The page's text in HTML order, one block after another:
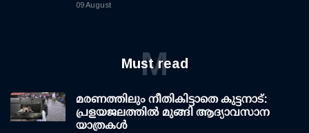
09 August
Must read
M
മരണത്തിലും നീതികിട്ടാതെ കുട്ടനാട്:
പ്രളയജലത്തില്‍ മുങ്ങി ആദ്യാവസാന
യാത്രകള്‍